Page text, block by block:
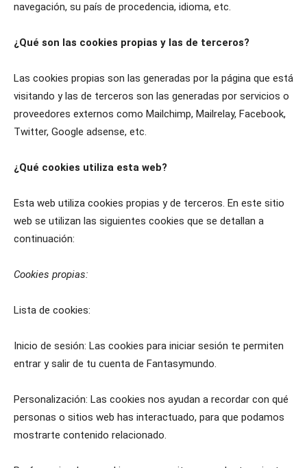
navegación, su país de procedencia, idioma, etc.
¿Qué son las cookies propias y las de terceros?
Las cookies propias son las generadas por la página que está
visitando y las de terceros son las generadas por servicios o
proveedores externos como Mailchimp, Mailrelay, Facebook,
Twitter, Google adsense, etc.
¿Qué cookies utiliza esta web?
Esta web utiliza cookies propias y de terceros. En este sitio
web se utilizan las siguientes cookies que se detallan a
continuación:
Cookies propias:
Lista de cookies:
Inicio de sesión: Las cookies para iniciar sesión te permiten
entrar y salir de tu cuenta de Fantasymundo.
Personalización: Las cookies nos ayudan a recordar con qué
personas o sitios web has interactuado, para que podamos
mostrarte contenido relacionado.